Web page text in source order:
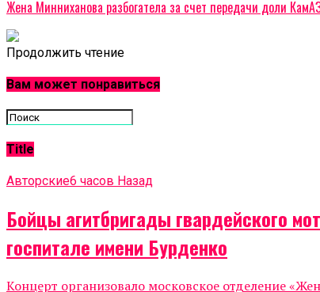
Жена Минниханова разбогатела за счет передачи доли
Продолжить чтение
Вам может понравиться
Title
Авторские6 часов Назад
Бойцы агитбригады гвардейского
госпитале имени Бурденко
Концерт организовало московское отделение